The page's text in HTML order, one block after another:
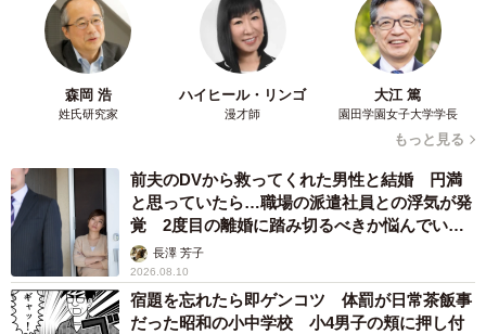
森岡 浩
姓氏研究家
ハイヒール・リンゴ
漫才師
大江 篤
園田学園女子大学学長
もっと見る
前夫のDVから救ってくれた男性と結婚 円満
と思っていたら…職場の派遣社員との浮気が発
覚 2度目の離婚に踏み切るべきか悩んでいま
す【夫婦関係修復カウンセラーが解説】
長澤 芳子
2026.08.10
宿題を忘れたら即ゲンコツ 体罰が日常茶飯事
だった昭和の小中学校 小4男子の頬に押し付